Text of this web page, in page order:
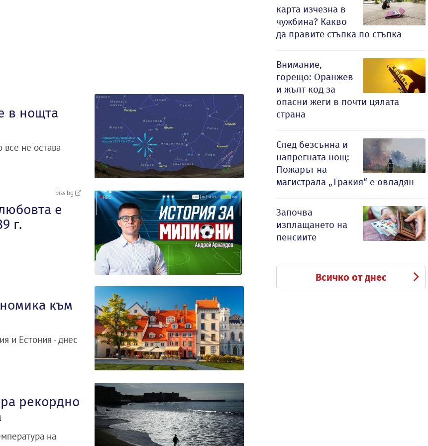
в нощта
все не остава
biss.bg
е
г.
към
и Естония - днес
рекордно
на
карта изчезна в
чужбина? Какво
да правите стъпка по стъпка
Внимание,
горещо: Оранжев
и жълт код за
опасни жеги в почти цялата
страна
След безсънна и
напрегната нощ:
Пожарът на
магистрала „Тракия“ е овладян
Започва
изплащането на
пенсиите
Всичко от днес